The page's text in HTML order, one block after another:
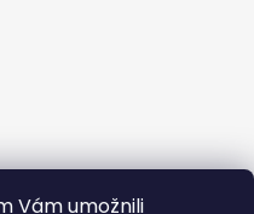
Vám umožnili